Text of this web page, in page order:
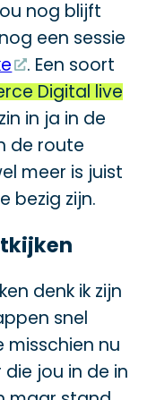
nog blijft
een sessie
. Een soort
Digital live
in ja in de
de route
meer is juist
bezig zijn.
denk ik zijn
snel
nu
jou in de in